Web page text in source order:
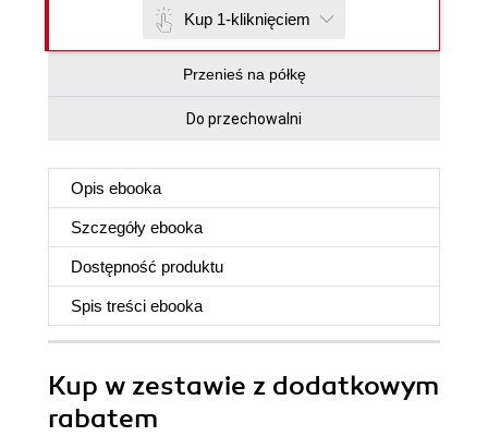
Kup 1-kliknięciem
Przenieś na półkę
Do przechowalni
Opis ebooka
Szczegóły ebooka
Dostępność produktu
Spis treści ebooka
Kup w zestawie z dodatkowym
rabatem